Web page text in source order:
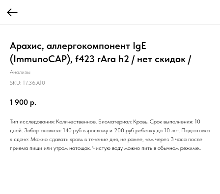
Арахис, аллергокомпонент IgE
(ImmunoCAP), f423 rAra h2 / нет скидок /
Анализы
SKU: 17.36.A10
1 900 р.
Тип исследования: Количественное. Биоматериал: Кровь. Срок выполнения: 10
дней. Забор анализа: 140 руб взрослому и 200 руб ребенку до 10 лет. Подготовка
к сдаче: Можно сдавать кровь в течение дня, не ранее, чем через 3 часа после
приема пищи или утром натощак. Чистую воду можно пить в обычном режиме..